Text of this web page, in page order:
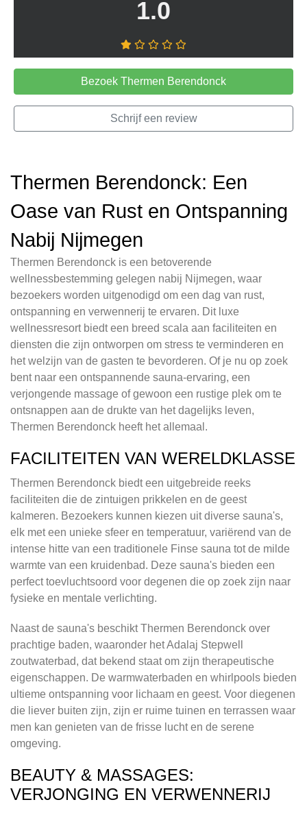
1.0
Bezoek Thermen Berendonck
Schrijf een review
Thermen Berendonck: Een
Oase van Rust en Ontspanning
Nabij Nijmegen
Thermen Berendonck is een betoverende
wellnessbestemming gelegen nabij Nijmegen, waar
bezoekers worden uitgenodigd om een dag van rust,
ontspanning en verwennerij te ervaren. Dit luxe
wellnessresort biedt een breed scala aan faciliteiten en
diensten die zijn ontworpen om stress te verminderen en
het welzijn van de gasten te bevorderen. Of je nu op zoek
bent naar een ontspannende sauna-ervaring, een
verjongende massage of gewoon een rustige plek om te
ontsnappen aan de drukte van het dagelijks leven,
Thermen Berendonck heeft het allemaal.
FACILITEITEN VAN WERELDKLASSE
Thermen Berendonck biedt een uitgebreide reeks
faciliteiten die de zintuigen prikkelen en de geest
kalmeren. Bezoekers kunnen kiezen uit diverse sauna's,
elk met een unieke sfeer en temperatuur, variërend van de
intense hitte van een traditionele Finse sauna tot de milde
warmte van een kruidenbad. Deze sauna's bieden een
perfect toevluchtsoord voor degenen die op zoek zijn naar
fysieke en mentale verlichting.
Naast de sauna's beschikt Thermen Berendonck over
prachtige baden, waaronder het Adalaj Stepwell
zoutwaterbad, dat bekend staat om zijn therapeutische
eigenschappen. De warmwaterbaden en whirlpools bieden
ultieme ontspanning voor lichaam en geest. Voor diegenen
die liever buiten zijn, zijn er ruime tuinen en terrassen waar
men kan genieten van de frisse lucht en de serene
omgeving.
BEAUTY & MASSAGES:
VERJONGING EN VERWENNERIJ